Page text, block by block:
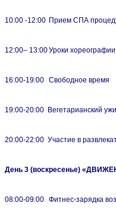
10:00 -12:00 Прием СПА
12:00– 13:00Уроки хореографии
16:00-19:00 Свободное время
19:00-20:00 Вегетарианский
20:00-22:00 Участие в
День 3 (воскресенье)
08:00-09:00 Фитнес-зарядка